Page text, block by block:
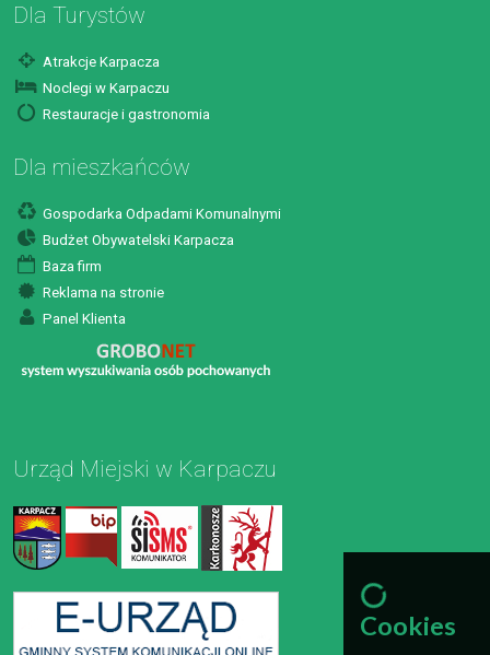
Dla Turystów
Atrakcje Karpacza
Noclegi w Karpaczu
Restauracje i gastronomia
Dla mieszkańców
Gospodarka Odpadami Komunalnymi
Budżet Obywatelski Karpacza
Baza firm
Reklama na stronie
Panel Klienta
Urząd Miejski w Karpaczu
Cookies